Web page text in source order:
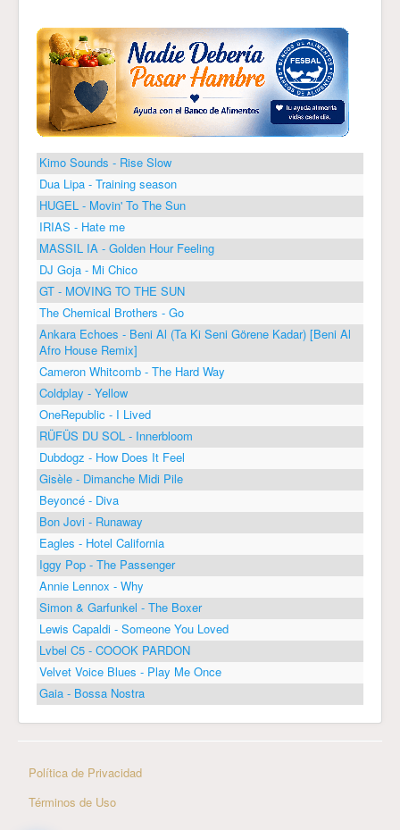
Kimo Sounds - Rise Slow
Dua Lipa - Training season
HUGEL - Movin' To The Sun
IRIAS - Hate me
MASSIL IA - Golden Hour Feeling
DJ Goja - Mi Chico
GT - MOVING TO THE SUN
The Chemical Brothers - Go
Ankara Echoes - Beni Al (Ta Ki Seni Görene Kadar) [Beni Al
Afro House Remix]
Cameron Whitcomb - The Hard Way
Coldplay - Yellow
OneRepublic - I Lived
RÜFÜS DU SOL - Innerbloom
Dubdogz - How Does It Feel
Gisèle - Dimanche Midi Pile
Beyoncé - Diva
Bon Jovi - Runaway
Eagles - Hotel California
Iggy Pop - The Passenger
Annie Lennox - Why
Simon & Garfunkel - The Boxer
Lewis Capaldi - Someone You Loved
Lvbel C5 - COOOK PARDON
Velvet Voice Blues - Play Me Once
Gaia - Bossa Nostra
Política de Privacidad
Términos de Uso